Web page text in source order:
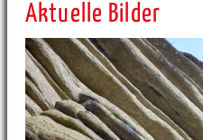
Aktuelle Bilder